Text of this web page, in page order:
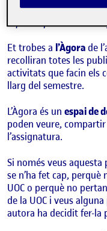
Aquesta publicació
Et trobes a l’Àgora de
recolliran totes les
activitats que facin els
llarg del semestre.
L’Àgora és un espai de
poden veure,
l’assignatura.
Si només veus
se n’ha fet cap,
UOC o perquè no
de la UOC i veus
autora ha decidit fer-la